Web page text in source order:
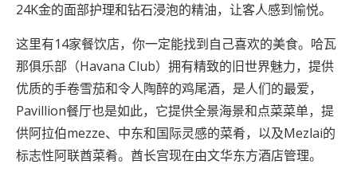
24K金的面部护理和钻石浸泡的精油，让客人感到愉悦。
这里有14家餐饮店，你一定能找到自己喜欢的美食。哈瓦
那俱乐部（Havana Club）拥有精致的旧世界魅力，提供
优质的手卷雪茄和令人陶醉的鸡尾酒，是人们的最爱，
Pavillion餐厅也是如此，它提供全景海景和点菜菜单，提
供阿拉伯mezze、中东和国际灵感的菜肴，以及Mezlai的
标志性阿联酋菜肴。酋长宫现在由文华东方酒店管理。